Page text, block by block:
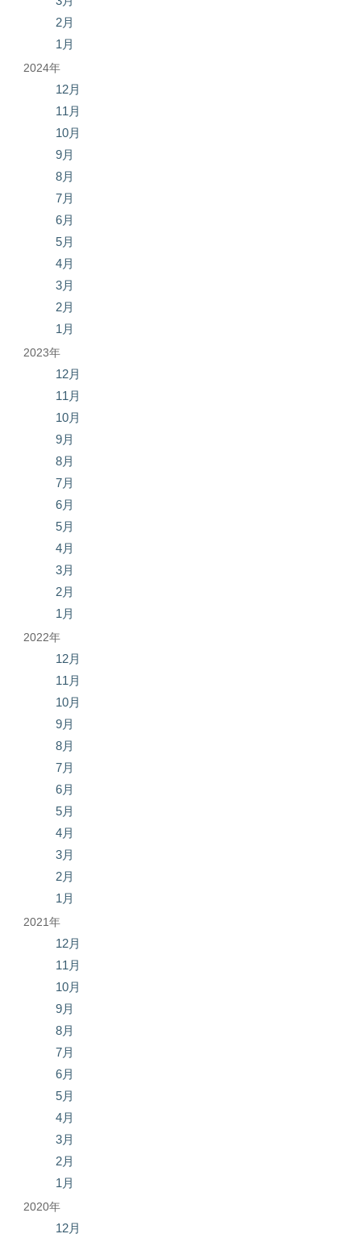
2月
1月
2024年
12月
11月
10月
9月
8月
7月
6月
5月
4月
3月
2月
1月
2023年
12月
11月
10月
9月
8月
7月
6月
5月
4月
3月
2月
1月
2022年
12月
11月
10月
9月
8月
7月
6月
5月
4月
3月
2月
1月
2021年
12月
11月
10月
9月
8月
7月
6月
5月
4月
3月
2月
1月
2020年
12月